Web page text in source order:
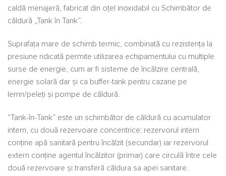
caldă menajeră, fabricat din oţel inoxidabil cu Schimbător de
căldură „Tank în Tank”.
Suprafaţa mare de schimb termic, combinată cu rezistenţa la
presiune ridicată permite utilizarea echipamentului cu multiple
surse de energie, cum ar fi sisteme de încălzire centrală,
energie solară dar şi ca buffer-tank pentru cazane pe
lemn/peleţi şi pompe de căldură.
“Tank-în-Tank” este un schimbător de căldură cu acumulator
intern, cu două rezervoare concentrice: rezervorul intern
conţine apă sanitară pentru încălzit (secundar) iar rezervorul
extern conţine agentul încălzitor (primar) care circulă între cele
două rezervoare şi transferă căldura sa apei sanitare.